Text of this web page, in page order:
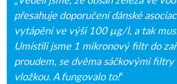
přesahuje doporučení dánské
vytápění ve výši 100 µg/l, a tak
Umístili jsme 1 mikronový filtr do
proudem, se dvěma sáčkovými filtry
vložkou. A fungovalo to!“